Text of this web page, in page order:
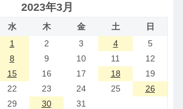
2023年3月
水 木 金 土
日
1
2 3 4
5
8 9 10 11
12
15 16 17 18
19
22 23 24 25
26
29 30 31